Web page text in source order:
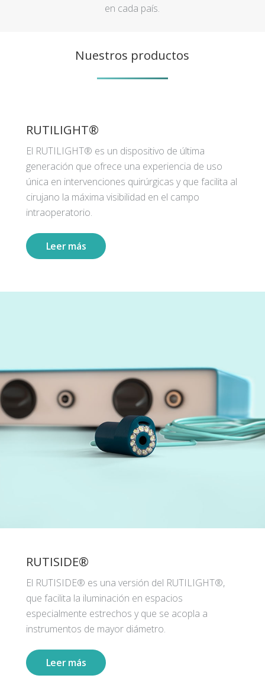
en cada país.
Nuestros productos
RUTILIGHT®
El RUTILIGHT® es un dispositivo de última
generación que ofrece una experiencia de uso
única en intervenciones quirúrgicas y que facilita al
cirujano la máxima visibilidad en el campo
intraoperatorio.
Leer más
RUTISIDE®
El RUTISIDE® es una versión del RUTILIGHT®,
que facilita la iluminación en espacios
especialmente estrechos y que se acopla a
instrumentos de mayor diámetro.
Leer más